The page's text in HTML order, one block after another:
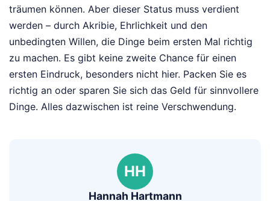
träumen können. Aber dieser Status muss verdient
werden – durch Akribie, Ehrlichkeit und den
unbedingten Willen, die Dinge beim ersten Mal richtig
zu machen. Es gibt keine zweite Chance für einen
ersten Eindruck, besonders nicht hier. Packen Sie es
richtig an oder sparen Sie sich das Geld für sinnvollere
Dinge. Alles dazwischen ist reine Verschwendung.
HH
Hannah Hartmann